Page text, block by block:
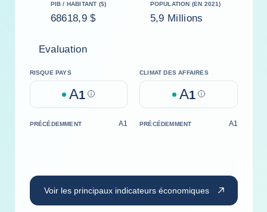
PIB / HABITANT ($)
68618,9 $
POPULATION (EN 2021)
5,9 Millions
Evaluation
RISQUE PAYS
A1 Help
CLIMAT DES AFFAIRES
A1 Help
PRÉCÉDEMMENT A1 PRÉCÉDEMMENT A1
Voir les principaux indicateurs économiques